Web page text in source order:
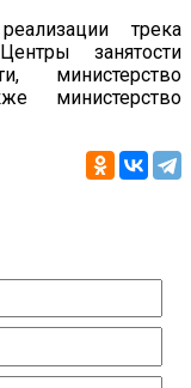
трека
занятости
министерство
министерство